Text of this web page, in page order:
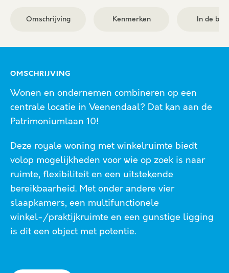
Omschrijving Kenmerken In de
OMSCHRIJVING
Wonen en ondernemen combineren op een
centrale locatie in Veenendaal? Dat kan aan de
Patrimoniumlaan 10!
Deze royale woning met winkelruimte biedt
volop mogelijkheden voor wie op zoek is naar
ruimte, flexibiliteit en een uitstekende
bereikbaarheid. Met onder andere vier
slaapkamers, een multifunctionele
winkel-/praktijkruimte en een gunstige ligging
is dit een object met potentie.
nabij het centrum van Veenendaal. Alle